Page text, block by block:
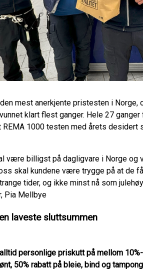
mest anerkjente pristesten i Norge,
klart flest ganger. Hele 27
REMA 1000 testen med årets
være billigst på dagligvare i Norge og
skal kundene være trygge på at de
tider, og ikke minst nå som
Pia Mellbye
laveste sluttsummen
personlige priskutt på mellom
50% rabatt på bleie, bind og